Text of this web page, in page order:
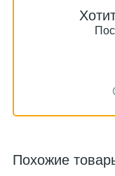
Похожие